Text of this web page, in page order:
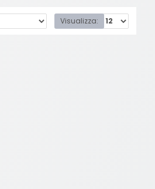
Visualizza: